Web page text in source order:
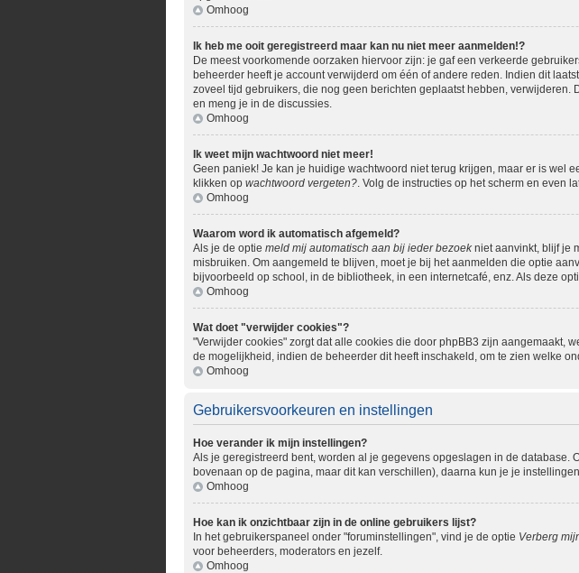
Omhoog
Ik heb me ooit geregistreerd maar kan nu niet meer aanmelden!?
De meest voorkomende oorzaken hiervoor zijn: je gaf een verkeerde
beheerder heeft je account verwijderd om één of andere reden. Indien dit
zoveel tijd gebruikers, die nog geen berichten geplaatst hebben,
en meng je in de discussies.
Omhoog
Ik weet mijn wachtwoord niet meer!
Geen paniek! Je kan je huidige wachtwoord niet terug krijgen, maar er is wel
klikken op wachtwoord vergeten?. Volg de instructies op het scherm en even
Omhoog
Waarom word ik automatisch afgemeld?
Als je de optie meld mij automatisch aan bij ieder bezoekniet aanvinkt, blijf je
misbruiken. Om aangemeld te blijven, moet je bij het aanmelden die optie
bijvoorbeeld op school, in de bibliotheek, in een internetcafé, enz. Als deze
Omhoog
Wat doet "verwijder cookies"?
"Verwijder cookies" zorgt dat alle cookies die door phpBB3 zijn aangemaakt,
de mogelijkheid, indien de beheerder dit heeft inschakeld, om te zien welke
Omhoog
Gebruikersvoorkeuren en instellingen
Hoe verander ik mijn instellingen?
Als je geregistreerd bent, worden al je gegevens opgeslagen in de database.
bovenaan op de pagina, maar dit kan verschillen), daarna kun je je
Omhoog
Hoe kan ik onzichtbaar zijn in de online gebruikers lijst?
In het gebruikerspaneel onder "foruminstellingen", vind je de optie Verberg
voor beheerders, moderators en jezelf.
Omhoog